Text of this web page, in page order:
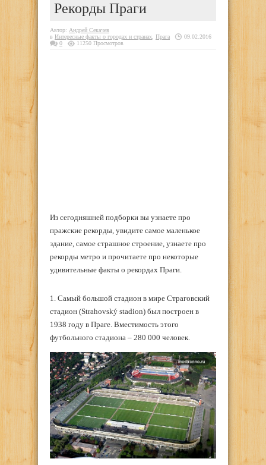
Рекорды Праги
Автор: Андрей Секачев
в Интересные факты о городах и странах Прага
09.02.2016
0
11250 Просмотров
Из сегодняшней подборки вы узнаете про
пражские рекорды, увидите самое маленькое
здание, самое страшное строение, узнаете про
рекорды метро и прочитаете про некоторые
удивительные факты о рекордах Праги.
1. Самый большой стадион в мире Страговский
стадион (Strahovský stadion) был построен в
1938 году в Праге. Вместимость этого
футбольного стадиона – 280 000 человек.